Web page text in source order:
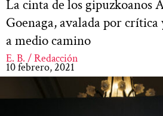
La cinta de los gipuzkoanos
Goenaga, avalada por crítica
a medio camino
E. B. / Redacción
10 febrero, 2021